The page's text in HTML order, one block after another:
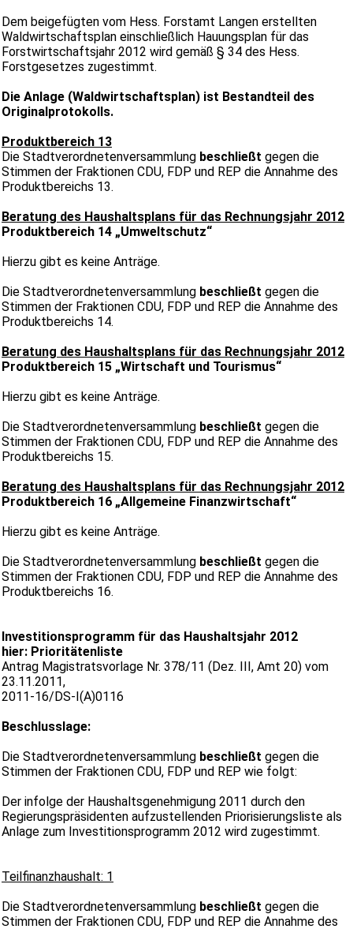
Dem beigefügten vom Hess. Forstamt Langen erstellten
Waldwirtschaftsplan einschließlich Hauungsplan für das
Forstwirtschaftsjahr 2012 wird gemäß § 34 des Hess.
Forstgesetzes zugestimmt.
Die Anlage (Waldwirtschaftsplan) ist Bestandteil des
Originalprotokolls.
Produktbereich 13
Die Stadtverordnetenversammlung beschließt gegen die
Stimmen der Fraktionen CDU, FDP und REP die Annahme des
Produktbereichs 13.
Beratung des Haushaltsplans für das Rechnungsjahr 2012
Produktbereich 14 „Umweltschutz“
Hierzu gibt es keine Anträge.
Die Stadtverordnetenversammlung beschließt gegen die
Stimmen der Fraktionen CDU, FDP und REP die Annahme des
Produktbereichs 14.
Beratung des Haushaltsplans für das Rechnungsjahr 2012
Produktbereich 15 „Wirtschaft und Tourismus“
Hierzu gibt es keine Anträge.
Die Stadtverordnetenversammlung beschließt gegen die
Stimmen der Fraktionen CDU, FDP und REP die Annahme des
Produktbereichs 15.
Beratung des Haushaltsplans für das Rechnungsjahr 2012
Produktbereich 16 „Allgemeine Finanzwirtschaft“
Hierzu gibt es keine Anträge.
Die Stadtverordnetenversammlung beschließt gegen die
Stimmen der Fraktionen CDU, FDP und REP die Annahme des
Produktbereichs 16.
Investitionsprogramm für das Haushaltsjahr 2012
hier: Prioritätenliste
Antrag Magistratsvorlage Nr. 378/11 (Dez. III, Amt 20) vom
23.11.2011,
2011-16/DS-I(A)0116
Beschlusslage:
Die Stadtverordnetenversammlung beschließt gegen die
Stimmen der Fraktionen CDU, FDP und REP wie folgt:
Der infolge der Haushaltsgenehmigung 2011 durch den
Regierungspräsidenten aufzustellenden Priorisierungsliste als
Anlage zum Investitionsprogramm 2012 wird zugestimmt.
Teilfinanzhaushalt: 1
Die Stadtverordnetenversammlung beschließt gegen die
Stimmen der Fraktionen CDU, FDP und REP die Annahme des